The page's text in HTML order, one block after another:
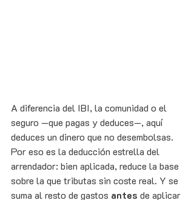
A diferencia del IBI, la comunidad o el
seguro —que pagas y deduces—, aquí
deduces un dinero que no desembolsas.
Por eso es la deducción estrella del
arrendador: bien aplicada, reduce la base
sobre la que tributas sin coste real. Y se
suma al resto de gastos antes de aplicar